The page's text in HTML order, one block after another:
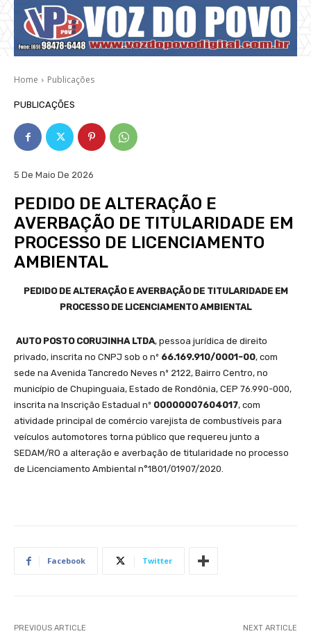
Home Publicações
PUBLICAÇÕES
5 De Maio De 2026
PEDIDO DE ALTERAÇÃO E
AVERBAÇÃO DE TITULARIDADE EM
PROCESSO DE LICENCIAMENTO
AMBIENTAL
PEDIDO DE ALTERAÇÃO E AVERBAÇÃO DE TITULARIDADE EM
PROCESSO DE LICENCIAMENTO AMBIENTAL
AUTO POSTO CORUJINHA LTDA, pessoa jurídica de direito
privado, inscrita no CNPJ sob o nº 66.169.910/0001-00, com
sede na Avenida Tancredo Neves nº 2122, Bairro Centro, no
município de Chupinguaia, Estado de Rondônia, CEP 76.990-000,
inscrita na Inscrição Estadual nº 00000007604017, com
atividade principal de comércio varejista de combustíveis para
veículos automotores torna público que requereu junto a
SEDAM/RO a alteração e averbação de titularidade no processo
de Licenciamento Ambiental n°1801/01907/2020.
Facebook Twitter
PREVIOUS ARTICLE NEXT ARTICLE